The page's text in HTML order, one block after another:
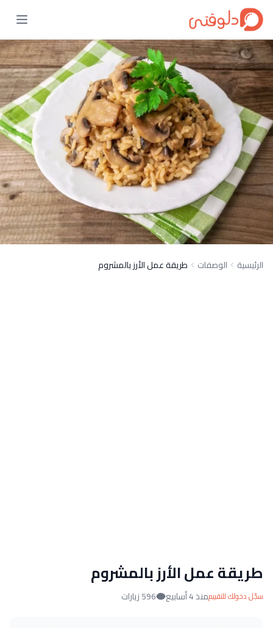
الرئيسية الوصفات طريقة عمل الأرز بالمشروم
طريقة عمل الأرز بالمشروم
سجّل دخولك للتقييممنذ 4 أسابيع 596 زيارات